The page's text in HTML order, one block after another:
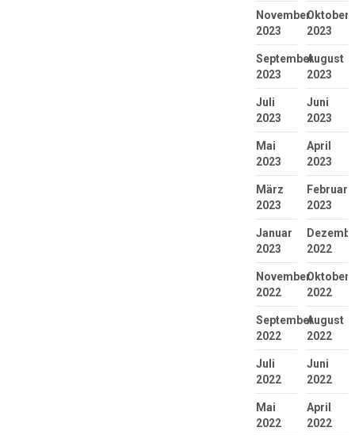
November
2023
Oktober
2023
September
2023
August
2023
Juli
2023
Juni
2023
Mai
2023
April
2023
März
2023
Februar
2023
Januar
2023
2022
November
2022
Oktober
2022
September
2022
August
2022
Juli
2022
Juni
2022
Mai
2022
April
2022